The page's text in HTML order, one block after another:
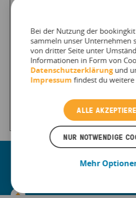
Stärke dein
Bei der Nutzung der
sammeln unser Unternehmen
von dritter Seite unter
Informationen in Form von
Datenschutzerklärungund
Impressum findest du
ALLE
NUR NOTWENDIGE
Mehr